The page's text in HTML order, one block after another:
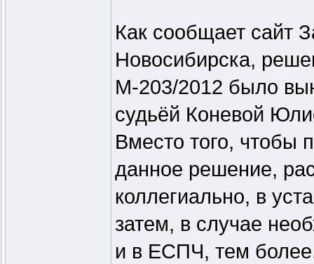
Как сообщает сайт
Новосибирска,
М-203/2012 было
судьёй Коневой
Вместо того, чтобы
данное решение,
коллегиально, в
затем, в случае
и в ЕСПЧ, тем более,